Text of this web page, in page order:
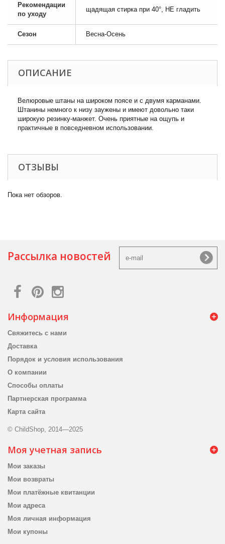
Рекомендации
по уходу
щадящая стирка при 40°, НЕ гладить
Сезон Весна-Осень
ОПИСАНИЕ
Велюровые штаны на широком поясе и с двумя карманами.
Штанины немного к низу заужены и имеют довольно таки
широкую резинку-манжет. Очень приятные на ощупь и
практичные в повседневном использовании.
ОТЗЫВЫ
Пока нет обзоров.
Рассылка новостей
Информация
Свяжитесь с нами
Доставка
Порядок и условия использования
О компании
Способы оплаты
Партнерская программа
Карта сайта
© ChildShop, 2014—2025
Моя учетная запись
Мои заказы
Мои возвраты
Мои платёжные квитанции
Мои адреса
Моя личная информация
Мои купоны